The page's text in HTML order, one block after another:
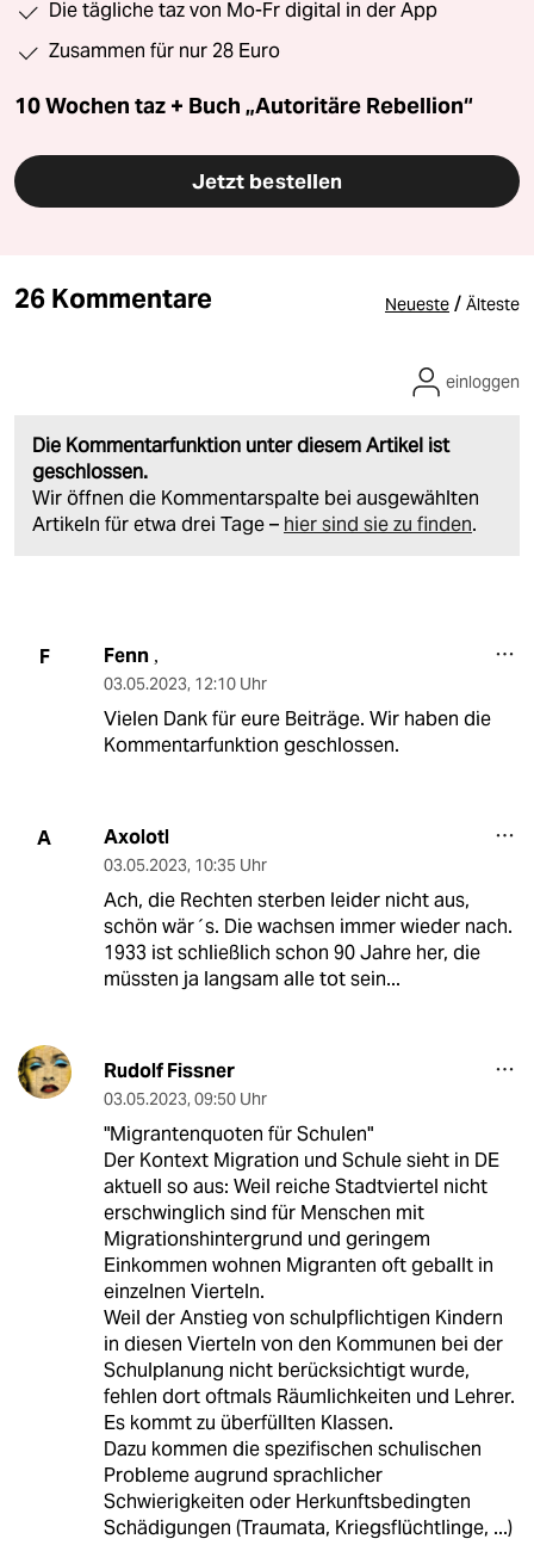
Die tägliche taz von Mo-Fr digital in der App
Zusammen für nur 28 Euro
10 Wochen taz + Buch „Autoritäre Rebellion“
Jetzt bestellen
26 Kommentare Neueste / Älteste
Die Kommentarfunktion unter diesem Artikel ist
geschlossen.
Wir öffnen die Kommentarspalte bei ausgewählten
Artikeln für etwa drei Tage – hier sind sie zu finden.
einloggen
F Fenn,
03.05.2023, 12:10 Uhr
Vielen Dank für eure Beiträge. Wir haben die
Kommentarfunktion geschlossen.
A Axolotl
03.05.2023, 10:35 Uhr
Ach, die Rechten sterben leider nicht aus,
schön wär´s. Die wachsen immer wieder nach.
1933 ist schließlich schon 90 Jahre her, die
müssten ja langsam alle tot sein...
Rudolf Fissner
03.05.2023, 09:50 Uhr
"Migrantenquoten für Schulen"
Der Kontext Migration und Schule sieht in DE
aktuell so aus: Weil reiche Stadtviertel nicht
erschwinglich sind für Menschen mit
Migrationshintergrund und geringem
Einkommen wohnen Migranten oft geballt in
einzelnen Vierteln.
Weil der Anstieg von schulpflichtigen Kindern
in diesen Vierteln von den Kommunen bei der
Schulplanung nicht berücksichtigt wurde,
fehlen dort oftmals Räumlichkeiten und Lehrer.
Es kommt zu überfüllten Klassen.
Dazu kommen die spezifischen schulischen
Probleme augrund sprachlicher
Schwierigkeiten oder Herkunftsbedingten
Schädigungen (Traumata, Kriegsflüchtlinge, ...)